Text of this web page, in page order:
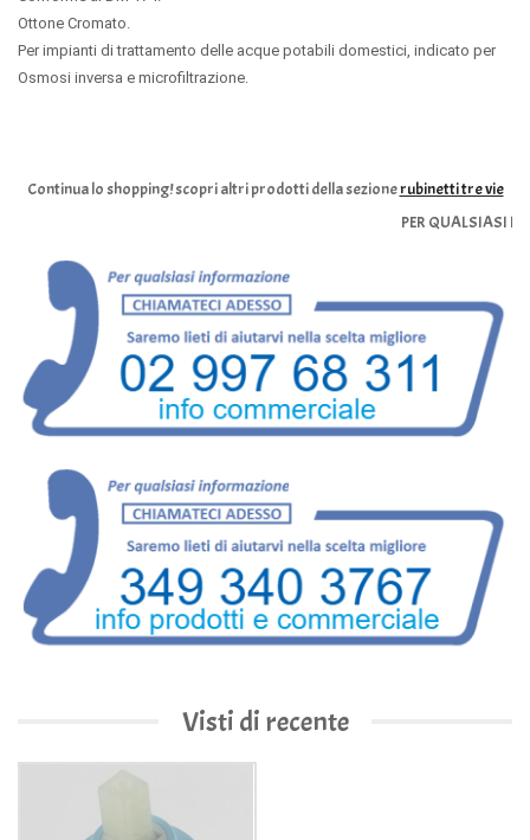
Ottone Cromato.
Per impianti di trattamento delle acque potabili domestici, indicato per
Osmosi inversa e microfiltrazione.
Continua lo shopping!scopri altri prodotti della sezionerubinetti tre vie
PER QUALSIASI
Visti di recente